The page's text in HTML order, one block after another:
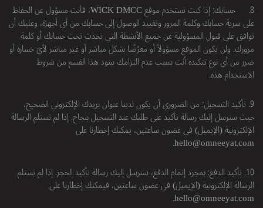
8.
حسابك: إذا كنت تستخدم موقع WICK DMCC، فأنت مسؤول عن الحفاظ
على سرية حسابك وكلمة المرور وتقييد الوصول إلى حسابك من أي أجهزة، وعليك أن
توافق على قبول المسؤولية عن جميع الأنشطة التي تحدث تحت حسابك أو كلمة
مرورك. ولن يكون الموقع مسؤولاً أو معرّضًا بشكل مباشر أو غير مباشر لأيّ خسارة أو
ضرر من أي نوع تتكبده أنت بسبب عدم التزامك ببنود هذا القسم من شروط
الاستخدام هذه.
9. تأكيد التسجيل: من الضروري أن يكون لدينا عنوان بريدك الإلكتروني الصحيح،
حيث سنرسل إليك رسالة تأكيد على طلبك عند التسجيل بنجاح. إذا لم تستلم الرسالة
الإلكترونية (الإيميل) في غضون ساعتين، يمكنك إخطارنا على
hello@omneeyat.com
.
10. تأكيد الدفع: بمجرد إتمام الدفع، سنرسل إليك رسالة تأكيد الحجز. إذا لم تستلم
الرسالة الإلكترونية (الإيميل) في غضون ساعتين، فيمكنك إخطارنا على
hello@omneeyat.com
.